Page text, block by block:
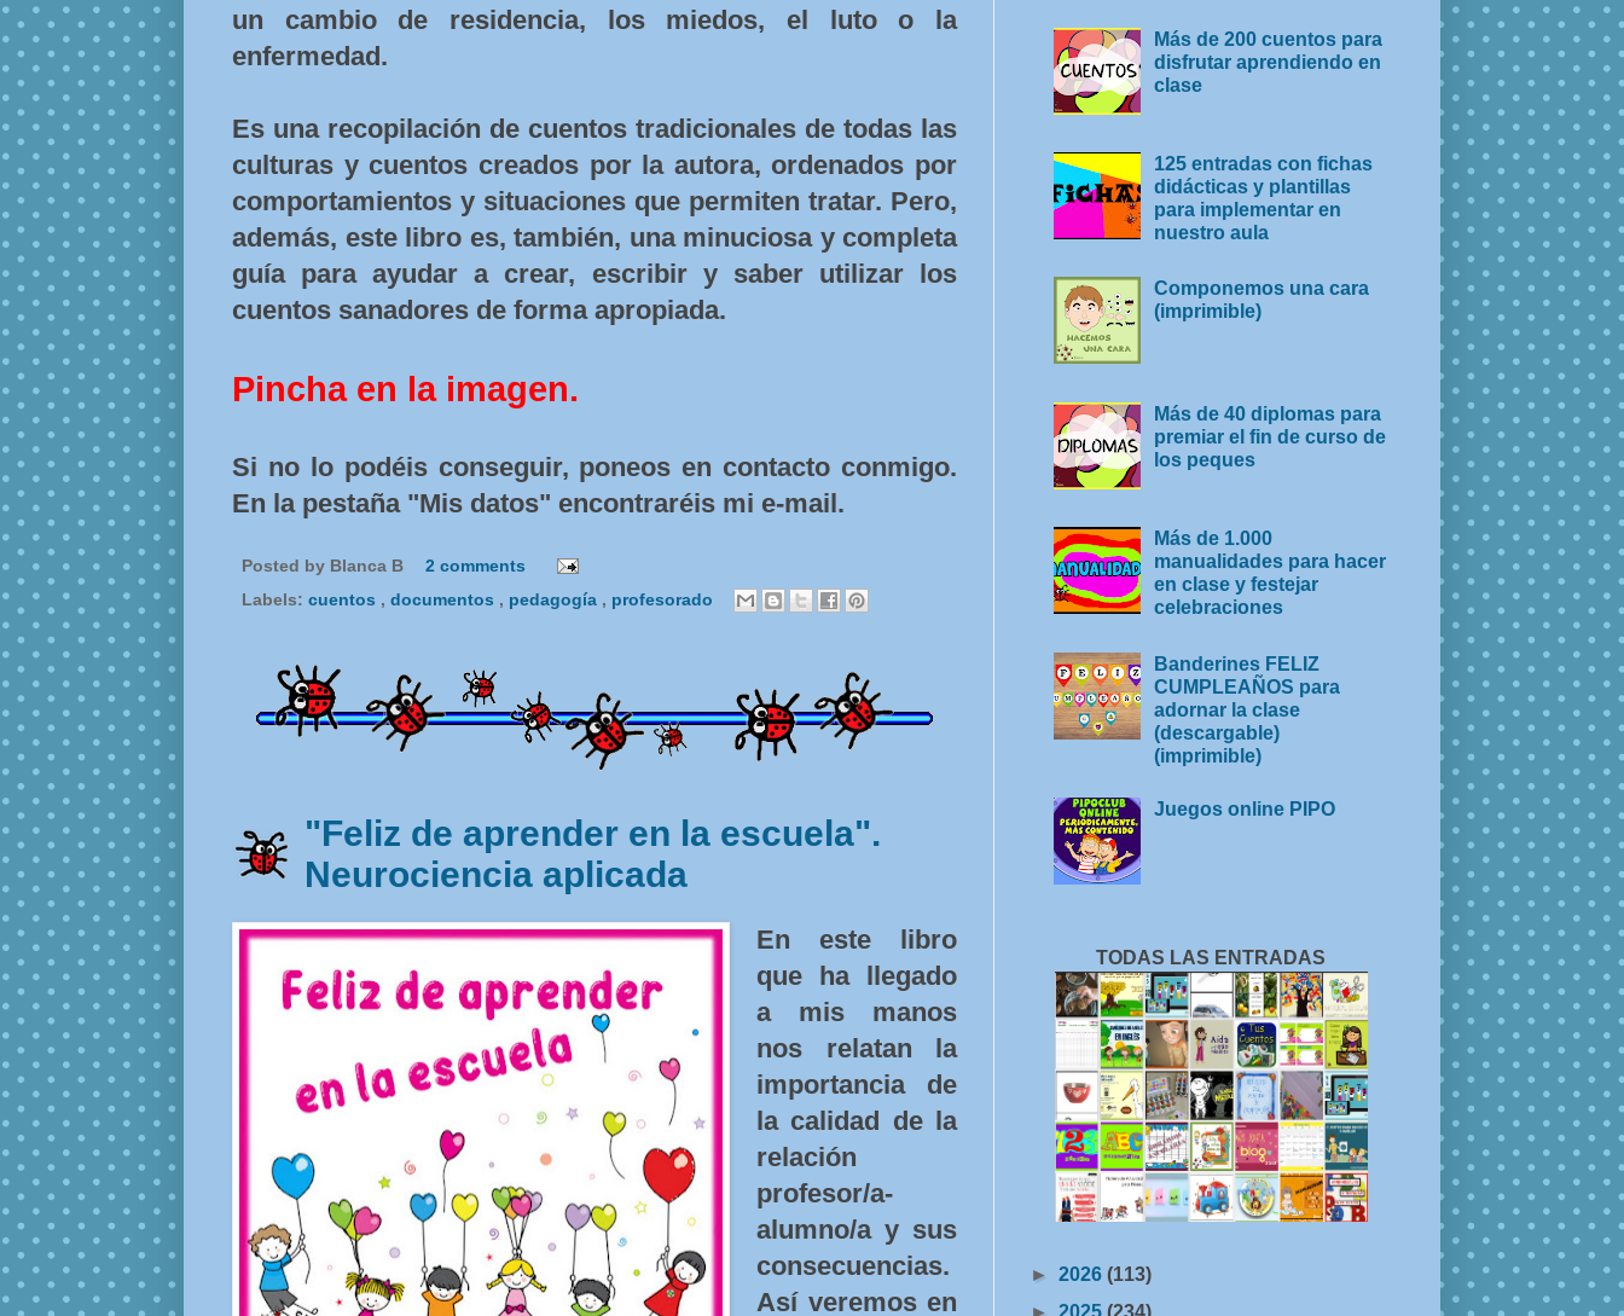
un cambio de residencia, los miedos, el luto o la
enfermedad.
Es una recopilación de cuentos tradicionales de todas las
culturas y cuentos creados por la autora, ordenados por
comportamientos y situaciones que permiten tratar. Pero,
además, este libro es, también, una minuciosa y completa
guía para ayudar a crear, escribir y saber utilizar los
cuentos sanadores de forma apropiada.
Pincha en la imagen.
Si no lo podéis conseguir, poneos en contacto conmigo.
En la pestaña "Mis datos" encontraréis mi e-mail.
Posted by Blanca B
2 comments
Labels: cuentos , documentos , pedagogía , profesorado
"Feliz de aprender en la escuela".
Neurociencia aplicada
En este libro
que ha llegado
a mis manos
nos relatan la
importancia de
la calidad de la
relación
profesor/a-
alumno/a y sus
consecuencias.
Así veremos en
Más de 200 cuentos para
disfrutar aprendiendo en
clase
125 entradas con fichas
didácticas y plantillas
para implementar en
nuestro aula
Componemos una cara
(imprimible)
Más de 40 diplomas para
premiar el fin de curso de
los peques
Más de 1.000
manualidades para hacer
en clase y festejar
celebraciones
Banderines FELIZ
CUMPLEAÑOS para
adornar la clase
(descargable)
(imprimible)
Juegos online PIPO
TODAS LAS ENTRADAS
► 2026 (113)